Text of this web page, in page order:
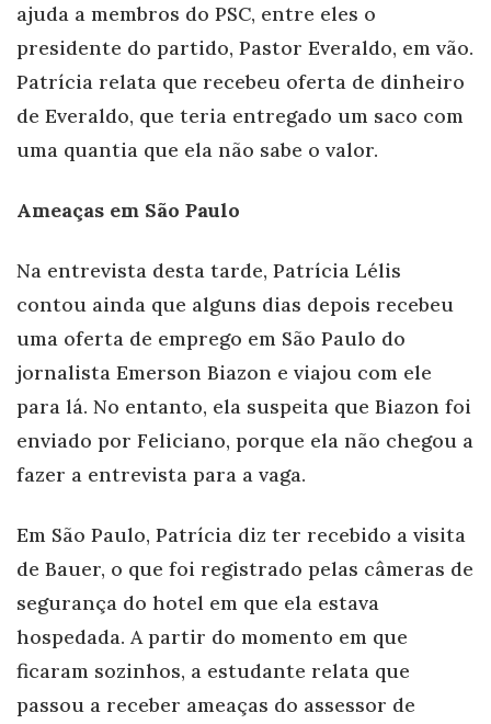
ajuda a membros do PSC, entre eles o
presidente do partido, Pastor Everaldo, em vão.
Patrícia relata que recebeu oferta de dinheiro
de Everaldo, que teria entregado um saco com
uma quantia que ela não sabe o valor.
Ameaças em São Paulo
Na entrevista desta tarde, Patrícia Lélis
contou ainda que alguns dias depois recebeu
uma oferta de emprego em São Paulo do
jornalista Emerson Biazon e viajou com ele
para lá. No entanto, ela suspeita que Biazon foi
enviado por Feliciano, porque ela não chegou a
fazer a entrevista para a vaga.
Em São Paulo, Patrícia diz ter recebido a visita
de Bauer, o que foi registrado pelas câmeras de
segurança do hotel em que ela estava
hospedada. A partir do momento em que
ficaram sozinhos, a estudante relata que
passou a receber ameaças do assessor de